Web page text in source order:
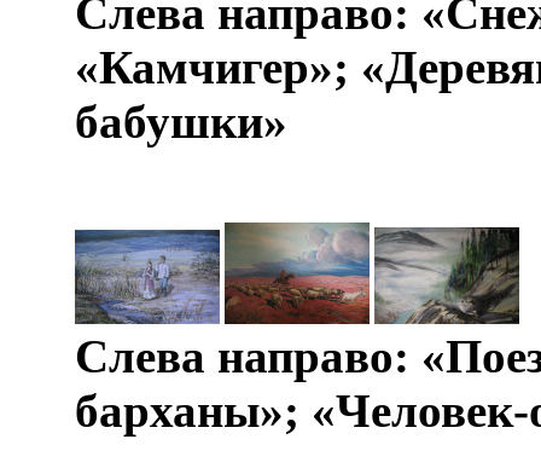
Слева направо:
«Камчигер»;
бабушки»
Слева направо:
барханы»; «Человек-